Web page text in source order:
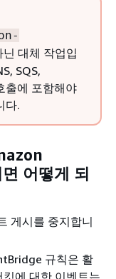
대체 작업입
SQS,
출에 포함해야
다.
어떻게 되
게시를 중지합니
규칙은 활
에 대한 이벤트는